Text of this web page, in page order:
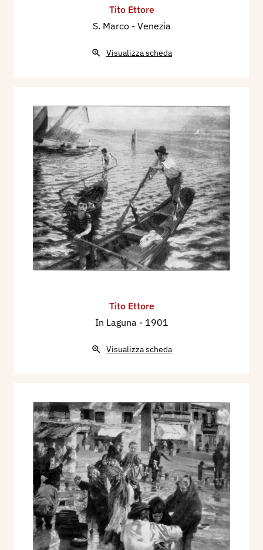
Tito Ettore
S. Marco - Venezia
Visualizza scheda
Tito Ettore
In Laguna - 1901
Visualizza scheda